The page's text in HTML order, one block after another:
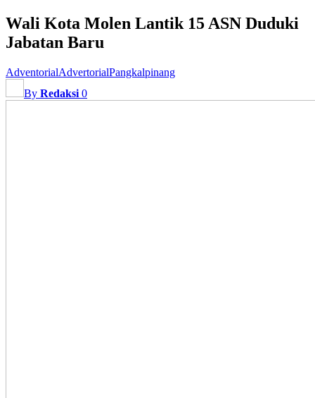
Wali Kota Molen Lantik 15 ASN Duduki
Jabatan Baru
AdventorialAdvertorialPangkalpinang
By Redaksi 0